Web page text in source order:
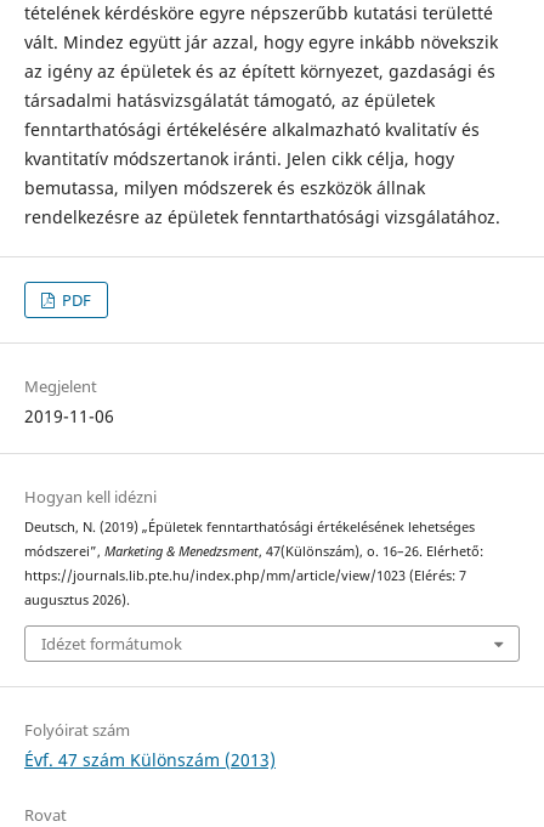
tételének kérdésköre egyre népszerűbb kutatási területté
vált. Mindez együtt jár azzal, hogy egyre inkább növekszik
az igény az épületek és az épített környezet, gazdasági és
társadalmi hatásvizsgálatát támogató, az épületek
fenntarthatósági értékelésére alkalmazható kvalitatív és
kvantitatív módszertanok iránti. Jelen cikk célja, hogy
bemutassa, milyen módszerek és eszkö­zök állnak
rendelkezésre az épületek fenntarthatósági vizsgálatához.
PDF
Megjelent
2019-11-06
Hogyan kell idézni
Deutsch, N. (2019) „Épületek fenntarthatósági értékelésének lehetséges
módszerei”, Marketing & Menedzsment, 47(Különszám), o. 16–26. Elérhető:
https://journals.lib.pte.hu/index.php/mm/article/view/1023 (Elérés: 7
augusztus 2026).
Idézet formátumok
Folyóirat szám
Évf. 47 szám Különszám (2013)
Rovat